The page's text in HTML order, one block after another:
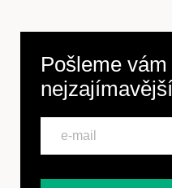
Pošleme